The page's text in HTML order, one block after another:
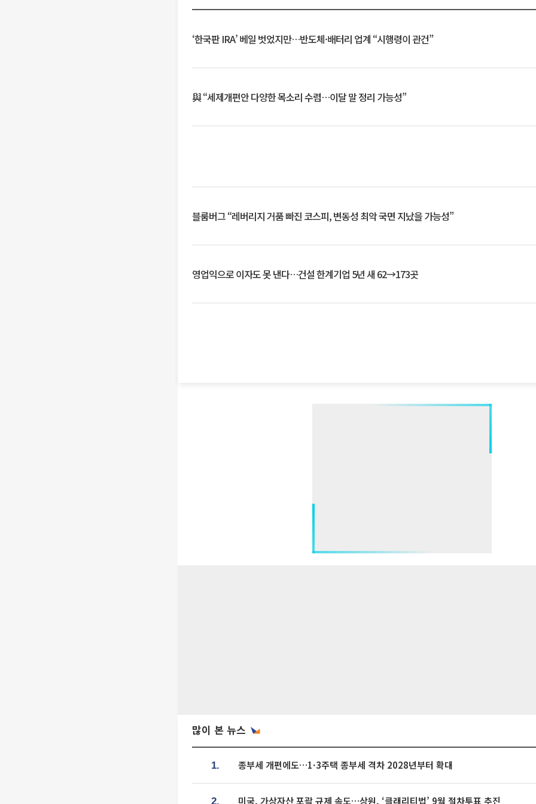
‘한국판 IRA’ 베일 벗었지만…반도체·배터리 업계 “시행령이 관건”
與 “세제개편안 다양한 목소리 수렴…이달 말 정리 가능성”
블룸버그 “레버리지 거품 빠진 코스피, 변동성 최악 국면 지났을 가능성”
영업익으로 이자도 못 낸다…건설 한계기업 5년 새 62→173곳
많이 본 뉴스
1. 종부세 개편에도…1·3주택 종부세 격차 2028년부터 확대
2. 미국, 가상자산 포괄 규제 속도…상원, ‘클래리티법’ 9월 절차투표 추진